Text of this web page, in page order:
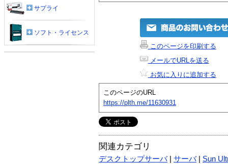
このページを印刷する
メールでURLを送る
お気に入りに追加する
このページのURL
https://plth.me/11630931
関連カテゴリ
デスクトップサーバ| サーバ| Sun
サプライ
ソフト・ライセンス